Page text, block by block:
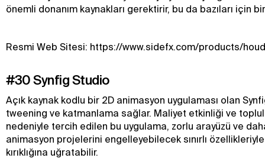
önemli donanım kaynakları gerektirir, bu da bazıları için
Resmi Web Sitesi: https://www.sidefx.com/products/
#30 Synfig Studio
Açık kaynak kodlu bir 2D animasyon uygulaması olan
tweening ve katmanlama sağlar. Maliyet etkinliği ve
nedeniyle tercih edilen bu uygulama, zorlu arayüzü ve
animasyon projelerini engelleyebilecek sınırlı özellikleriyle
kırıklığına uğratabilir.